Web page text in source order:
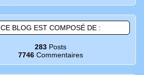
CE BLOG EST COMPOSÉ DE :
283Posts
7746Commentaires